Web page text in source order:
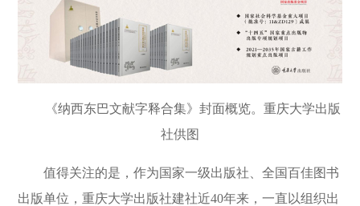
《纳西东巴文献字释合集》封面概览。重庆大学出版
社供图
值得关注的是，作为国家一级出版社、全国百佳图书
出版单位，重庆大学出版社建社近40年来，一直以组织出